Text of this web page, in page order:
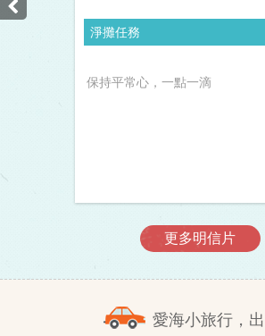
淨攤任務
保持平常心，一點一滴
更多明信片
愛海小旅行，出